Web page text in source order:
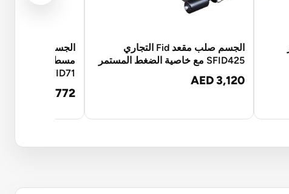
الجسم صلب مقعد Fid التجاري
SFID425 مع خاصية الضغط المستمر
AED 3,120
الجسم صلب مقعد
GFID71
AED 2,772